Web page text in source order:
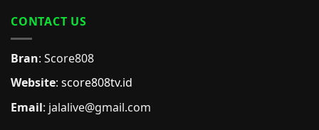
CONTACT US
Bran: Score808
Website: score808tv.id
Email: jalalive@gmail.com